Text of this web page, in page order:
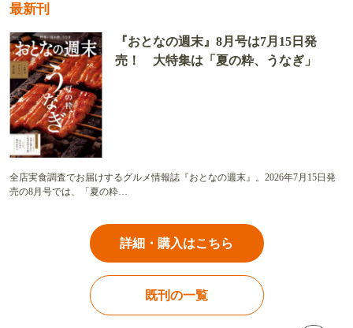
最新刊
『おとなの週末』8月号は7月15日発
売！ 大特集は「夏の粋、うなぎ」
全店実食調査でお届けするグルメ情報誌『おとなの週末』。2026年7月15日発
売の8月号では、「夏の粋…
詳細・購入はこちら
既刊の一覧